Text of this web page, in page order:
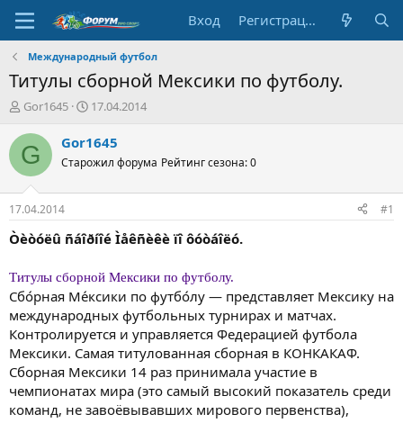
Вход Регистрация
Международный футбол
Титулы сборной Мексики по футболу.
А
т
о
т
е
м
ы
Gor1645
Д
т
н
а
л
17.04.2014
G Gor1645
Старожил форума Рейтинг сезона: 0
17.04.2014 #1
Òèòóëû ñáîðíîé Ìåêñèêè ïî ôóòáîëó.
Титулы сборной Мексики по футболу.
Сбо́рная Ме́ксики по футбо́лу — представляет Мексику на
международных футбольных турнирах и матчах.
Контролируется и управляется Федерацией футбола
Мексики. Самая титулованная сборная в КОНКАКАФ.
Сборная Мексики 14 раз принимала участие в
чемпионатах мира (это самый высокий показатель среди
команд, не завоёвывавших мирового первенства),